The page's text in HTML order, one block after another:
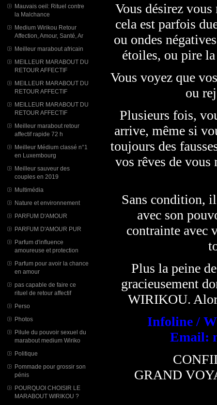
Mauvais oeil: Rituel contre
la Malchance
Medium Wirikou Retour
Affection, Amour, Santé, Ar
Meilleur marabout africain
MEILLEUR MARABOUT DU
RETOUR AFFECTIF
MEILLEUR MARABOUT DU
RETOUR AFFECTIF
MEILLEUR MARABOUT DU
RETOUR AFFECTIF
Meilleur marabout retour
affectif rapide 72 h
Meilleur Médium classé n°1
en Luxembourg
Meilleur sauveur des
couples en 2019
Multimédia
Nature et environnement
PARFUM D'AMOUR
PARFUM D'AMOUR PUR
Parfum d'influence
amoureuse et protection
Parfum pour avoir la chance
en amour
pas capable de faire ce
rituel de retour affectif
Perso
Photos
Pilule du pouvoir sexuel du
marabout medium Wiriko
Politique
Pommade pour grossir son
pénis
POURQUOI CHOISIR LE
MARABOUT WIRIKOU ?
Vous désirez
cela est parfois
ou ondes
étoiles, ou pire
Vous voyez que
ou
Plusieurs fois,
arrive, même si
toujours des
vos rêves de vous
Sans condition,
avec son
contrainte avec
Plus la peine
gracieusement
WIRIKOU.
Infoline /
Email:
GRAND